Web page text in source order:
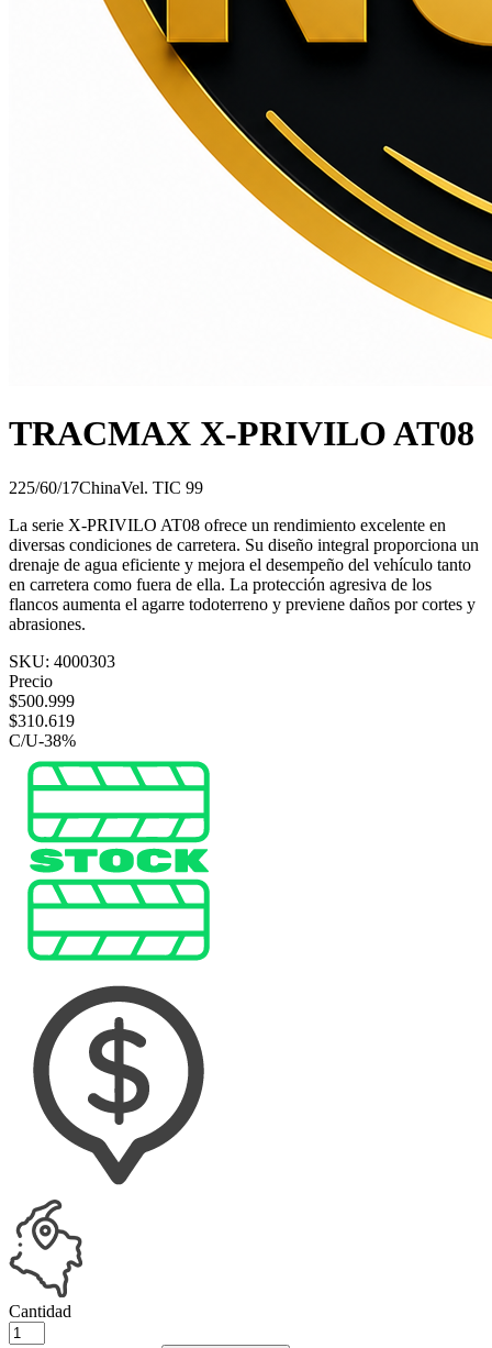
TRACMAX X-PRIVILO AT08
225/60/17ChinaVel. TIC 99
La serie X-PRIVILO AT08 ofrece un rendimiento excelente en
diversas condiciones de carretera. Su diseño integral proporciona un
drenaje de agua eficiente y mejora el desempeño del vehículo tanto
en carretera como fuera de ella. La protección agresiva de los
flancos aumenta el agarre todoterreno y previene daños por cortes y
abrasiones.
SKU: 4000303
Precio
$500.999
$310.619
C/U-38%
Cantidad